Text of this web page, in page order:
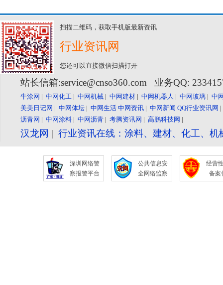
扫描二维码，获取手机版最新资讯
行业资讯网
您还可以直接微信扫描打开
站长信箱:service@cnso360.com 业务QQ:
牛涂网 | 中网化工 | 中网机械 | 中网建材 | 中网机器人 | 中网玻璃 | 中
美美日记网 | 中网体坛 | 中网生活 中网资讯 | 中网新闻 QQ行业资讯网
沥青网 | 中网涂料 | 中网沥青 | 考腾资讯网 | 高鹏科技网 |
汉龙网 | 行业资讯在线：涂料、建材、化工、
深圳网络警
察报警平台
公共信息安
全网络监察
经营
备案